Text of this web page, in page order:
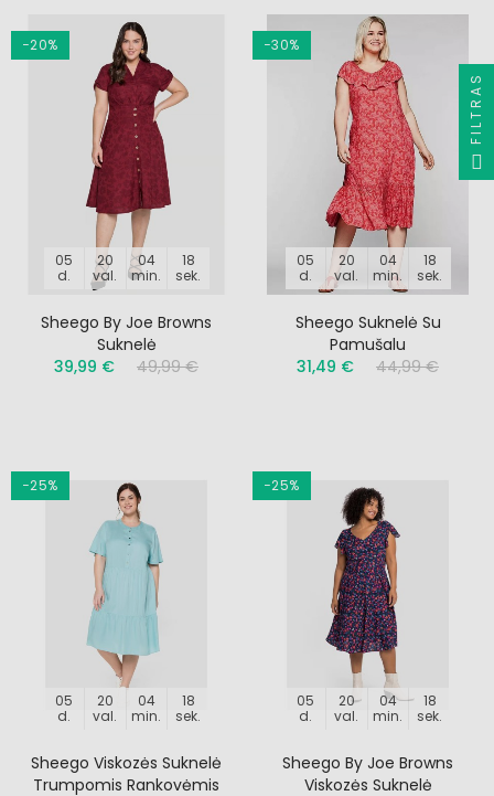
−20%
05
d.
20
val.
04
min.
17
sek.
Sheego By Joe Browns
Suknelė
39,99 €
49,99 €
−30%
05
d.
20
val.
04
min.
17
sek.
Sheego Suknelė Su
Pamušalu
31,49 €
44,99 €
−25%
05
d.
20
val.
04
min.
17
sek.
Sheego Viskozės Suknelė
Trumpomis Rankovėmis
−25%
05
d.
20
val.
04
min.
17
sek.
Sheego By Joe Browns
Viskozės Suknelė
FILTRAS